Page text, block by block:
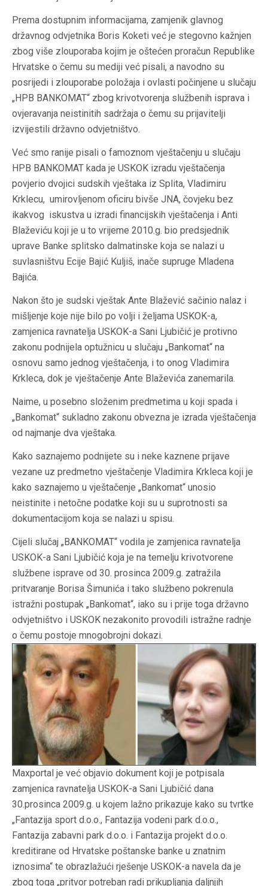
Prema dostupnim informacijama, zamjenik glavnog
državnog odvjetnika Boris Koketi već je stegovno kažnjen
zbog više zlouporaba kojim je oštećen proračun Republike
Hrvatske o čemu su mediji već pisali, a navodno su
posrijedi i zlouporabe položaja i ovlasti počinjene u slučaju
„HPB BANKOMAT“ zbog krivotvorenja službenih isprava i
ovjeravanja neistinitih sadržaja o čemu su prijavitelji
izvijestili državno odvjetništvo.
Već smo ranije pisali o famoznom vještačenju u slučaju
HPB BANKOMAT kada je USKOK izradu vještačenja
povjerio dvojici sudskih vještaka iz Splita, Vladimiru
Krklecu, umirovljenom oficiru bivše JNA, čovjeku bez
ikakvog iskustva u izradi financijskih vještačenja i Anti
Blaževiću koji je u to vrijeme 2010.g. bio predsjednik
uprave Banke splitsko dalmatinske koja se nalazi u
suvlasništvu Ecije Bajić Kuljiš, inače supruge Mladena
Bajića.
Nakon što je sudski vještak Ante Blažević sačinio nalaz i
mišljenje koje nije bilo po volji i željama USKOK-a,
zamjenica ravnatelja USKOK-a Sani Ljubičić je protivno
zakonu podnijela optužnicu u slučaju „Bankomat“ na
osnovu samo jednog vještačenja, i to onog Vladimira
Krkleca, dok je vještačenje Ante Blaževića zanemarila.
Naime, u posebno složenim predmetima u koji spada i
„Bankomat“ sukladno zakonu obvezna je izrada vještačenja
od najmanje dva vještaka.
Kako saznajemo podnijete su i neke kaznene prijave
vezane uz predmetno vještačenje Vladimira Krkleca koji je
kako saznajemo u vještačenje „Bankomat“ unosio
neistinite i netočne podatke koji su u suprotnosti sa
dokumentacijom koja se nalazi u spisu.
Cijeli slučaj „BANKOMAT“ vodila je zamjenica ravnatelja
USKOK-a Sani Ljubičić koja je na temelju krivotvorene
službene isprave od 30. prosinca 2009.g. zatražila
pritvaranje Borisa Šimunića i tako službeno pokrenula
istražni postupak „Bankomat“, iako su i prije toga državno
odvjetništvo i USKOK nezakonito provodili istražne radnje
o čemu postoje mnogobrojni dokazi.
Maxportal je već objavio dokument koji je potpisala
zamjenica ravnatelja USKOK-a Sani Ljubičić dana
30.prosinca 2009.g. u kojem lažno prikazuje kako su tvrtke
„Fantazija sport d.o.o., Fantazija vodeni park d.o.o.,
Fantazija zabavni park d.o.o. i Fantazija projekt d.o.o.
kreditirane od Hrvatske poštanske banke u znatnim
iznosima“ te obrazlažući rješenje USKOK-a navela da je
zbog toga „pritvor potreban radi prikupljanja daljnjih